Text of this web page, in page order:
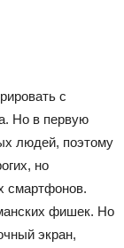
с
Но в первую
людей, поэтому
но
смартфонов.
фишек. Но
экран,